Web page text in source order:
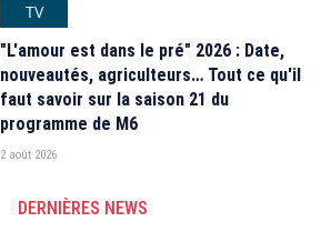
TV
"L'amour est dans le pré" 2026 : Date,
nouveautés, agriculteurs… Tout ce qu'il
faut savoir sur la saison 21 du
programme de M6
2 août 2026
DERNIÈRES NEWS